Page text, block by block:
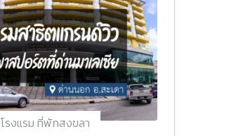
โรงแรม ที่พักสงขลา